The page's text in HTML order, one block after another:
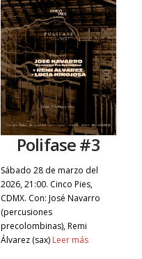
Polifase #3
Sábado 28 de marzo del
2026, 21:00. Cinco Pies,
CDMX. Con: José Navarro
(percusiones
precolombinas), Remi
Álvarez (sax) Leer más